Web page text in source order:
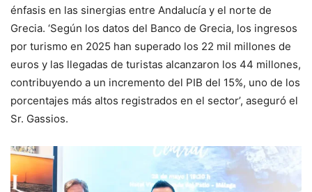
énfasis en las sinergias entre Andalucía y el norte de
Grecia. ‘Según los datos del Banco de Grecia, los ingresos
por turismo en 2025 han superado los 22 mil millones de
euros y las llegadas de turistas alcanzaron los 44 millones,
contribuyendo a un incremento del PIB del 15%, uno de los
porcentajes más altos registrados en el sector’, aseguró el
Sr. Gassios.